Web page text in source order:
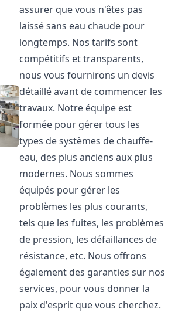
assurer que vous n'êtes pas
laissé sans eau chaude pour
longtemps. Nos tarifs sont
compétitifs et transparents,
nous vous fournirons un devis
détaillé avant de commencer les
travaux. Notre équipe est
formée pour gérer tous les
types de systèmes de chauffe-
eau, des plus anciens aux plus
modernes. Nous sommes
équipés pour gérer les
problèmes les plus courants,
tels que les fuites, les problèmes
de pression, les défaillances de
résistance, etc. Nous offrons
également des garanties sur nos
services, pour vous donner la
paix d'esprit que vous cherchez.